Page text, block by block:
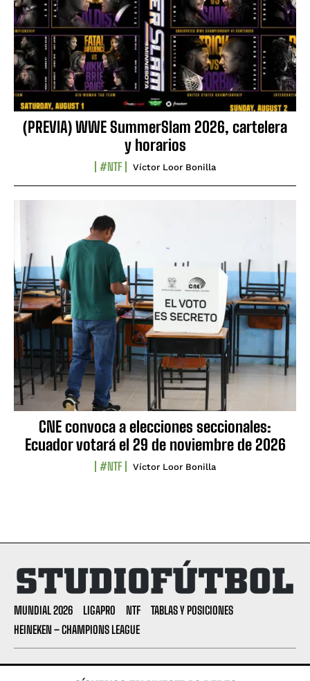
(PREVIA) WWE SummerSlam 2026, cartelera
y horarios
#NTF Víctor Loor Bonilla
CNE convoca a elecciones seccionales:
Ecuador votará el 29 de noviembre de 2026
#NTF Víctor Loor Bonilla
MUNDIAL 2026 LIGAPRO NTF
TABLAS Y POSICIONES
HEINEKEN – CHAMPIONS LEAGUE